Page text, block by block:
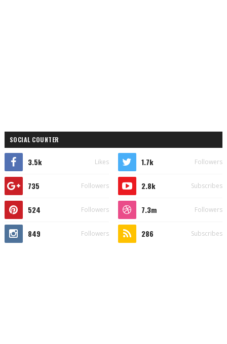
SOCIAL COUNTER
3.5k Likes 1.7k Followers
735 Followers 2.8k Subscribes
524 Followers 7.3m Followers
849 Followers 286 Subscribes